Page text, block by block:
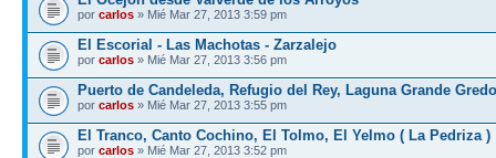
por carlos » Mié Mar 27, 2013 3:59 pm
El Escorial - Las Machotas - Zarzalejo
por carlos » Mié Mar 27, 2013 3:56 pm
Puerto de Candeleda, Refugio del Rey, Laguna Grande
por carlos » Mié Mar 27, 2013 3:55 pm
El Tranco, Canto Cochino, El Tolmo, El Yelmo ( La Pedriza )
por carlos » Mié Mar 27, 2013 3:52 pm